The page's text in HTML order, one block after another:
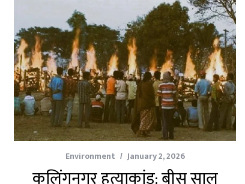
Environment January 2, 2026